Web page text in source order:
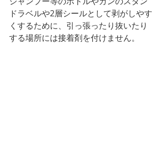
ドラベルや2層シールとして剥がしやす
くするために、引っ張ったり抜いたり
する場所には接着剤を付けません。